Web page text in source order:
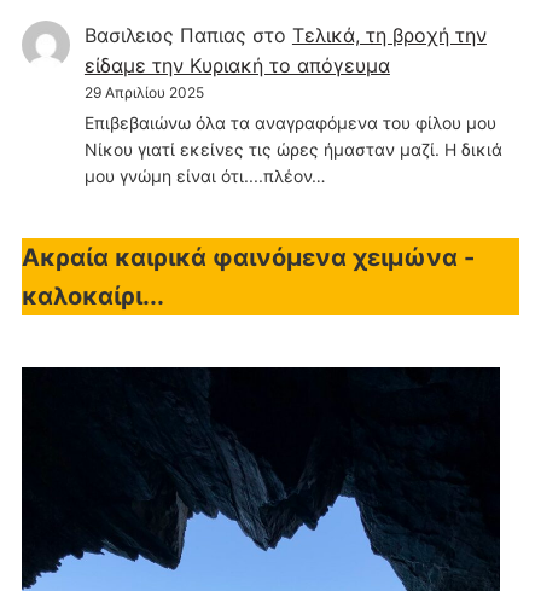
Βασιλειος Παπιας στο Τελικά, τη βροχή την
είδαμε την Κυριακή το απόγευμα
29 Απριλίου 2025
Επιβεβαιώνω όλα τα αναγραφόμενα του φίλου μου
Νίκου γιατί εκείνες τις ώρες ήμασταν μαζί. Η δικιά
μου γνώμη είναι ότι....πλέον…
Ακραία καιρικά φαινόμενα χειμώνα -
καλοκαίρι...